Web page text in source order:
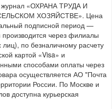
журнал «ОХРАНА ТРУДА И
ХОЗЯЙСТВЕ». Цена
подписной период —
через филиалы
по безналичному расчету
картой «Visa» и
способами оплаты через
осуществляется АО "Почта
России. По Москве и
доступна курьерская